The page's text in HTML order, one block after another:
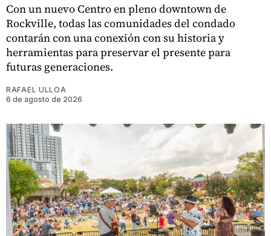
Con un nuevo Centro en pleno downtown de
Rockville, todas las comunidades del condado
contarán con una conexión con su historia y
herramientas para preservar el presente para
futuras generaciones.
RAFAEL ULLOA
6 de agosto de 2026